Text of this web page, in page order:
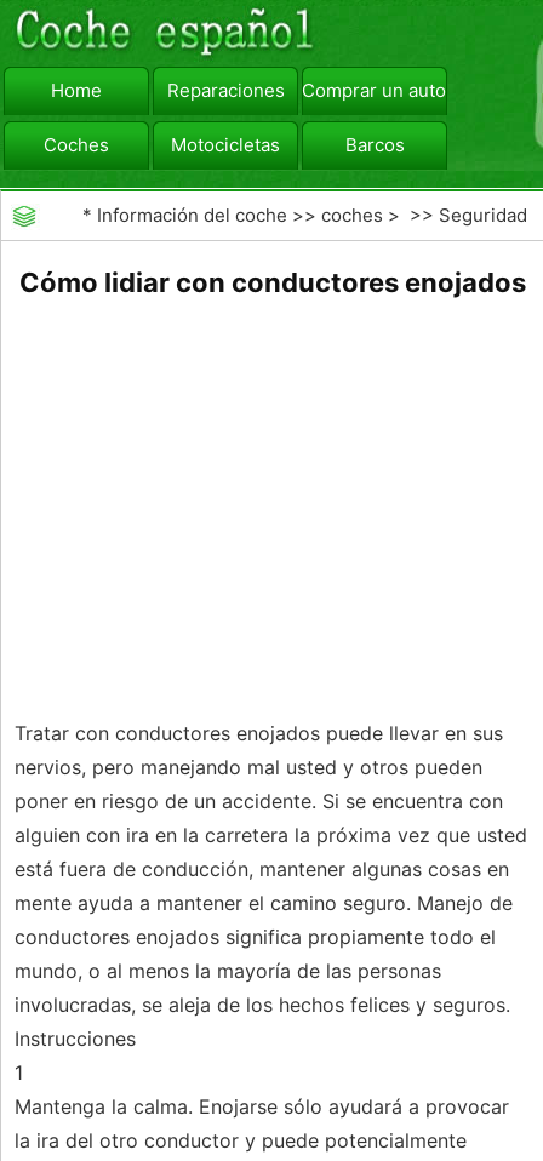
Home Reparaciones Comprar un automóvil
Coches Motocicletas Barcos
viajar Camiones
* Información del coche >>coches > >> Seguridad
Cómo lidiar con conductores enojados
Tratar con conductores enojados puede llevar en sus
nervios, pero manejando mal usted y otros pueden
poner en riesgo de un accidente. Si se encuentra con
alguien con ira en la carretera la próxima vez que usted
está fuera de conducción, mantener algunas cosas en
mente ayuda a mantener el camino seguro. Manejo de
conductores enojados significa propiamente todo el
mundo, o al menos la mayoría de las personas
involucradas, se aleja de los hechos felices y seguros.
Instrucciones
1
Mantenga la calma. Enojarse sólo ayudará a provocar
la ira del otro conductor y puede potencialmente